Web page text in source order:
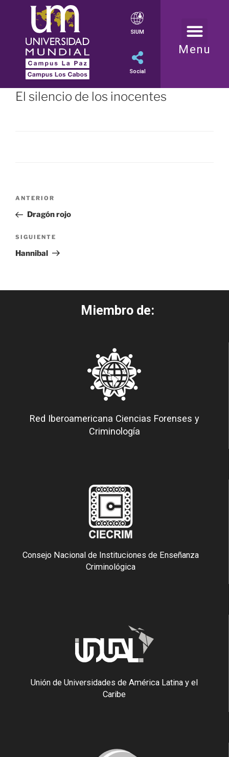
SIUM
Social
Menu
El silencio de los inocentes
ANTERIOR
Dragón rojo
SIGUIENTE
Hannibal
Miembro de:
Red Iberoamericana Ciencias Forenses y
Criminología
Consejo Nacional de Instituciones de Enseñanza
Criminológica
Unión de Universidades de América Latina y el
Caribe